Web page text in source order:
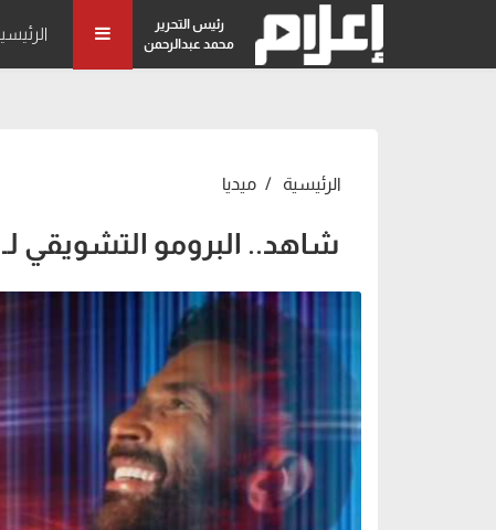
رئيس التحرير
محمد عبدالرحمن
الرئيسية ميديا
شاهد.. البرومو التشويقي